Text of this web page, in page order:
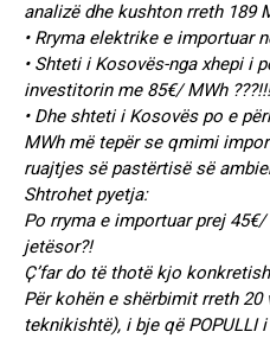
analizë dhe kushton rreth 189
• Rryma elektrike e importuar
• Shteti i Kosovës-nga xhepi i
investitorin me 85€/ MWh ???!!!
• Dhe shteti i Kosovës po e
MWh më tepër se qmimi
ruajtjes së pastërtisë së
Shtrohet pyetja:
Po rryma e importuar prej
jetësor?!
Ҫ’far do të thotë kjo
Për kohën e shërbimit rreth 20
teknikishtë), i bje që POPULLI